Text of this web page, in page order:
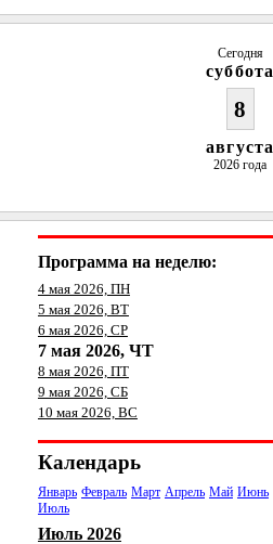
Сегодня
суббота
8
августа
2026 года
Программа на неделю:
4 мая 2026, ПН
5 мая 2026, ВТ
6 мая 2026, СР
7 мая 2026, ЧТ
8 мая 2026, ПТ
9 мая 2026, СБ
10 мая 2026, ВС
Календарь
Январь Февраль Март Апрель Май Июнь
Июль
Июль 2026